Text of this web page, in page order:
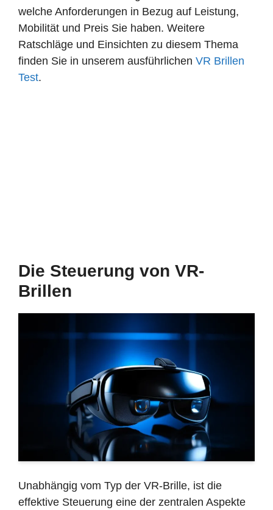
welche Anforderungen in Bezug auf Leistung,
Mobilität und Preis Sie haben. Weitere
Ratschläge und Einsichten zu diesem Thema
finden Sie in unserem ausführlichen VR Brillen
Test.
Die Steuerung von VR-
Brillen
Unabhängig vom Typ der VR-Brille, ist die
effektive Steuerung eine der zentralen Aspekte